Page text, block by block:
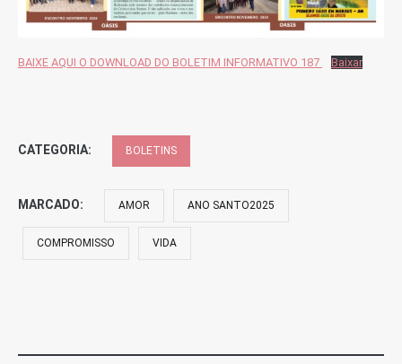
BAIXE AQUI O DOWNLOAD DO BOLETIM INFORMATIVO 187 Baixar
CATEGORIA: BOLETINS
MARCADO: AMOR ANO SANTO2025
COMPROMISSO VIDA